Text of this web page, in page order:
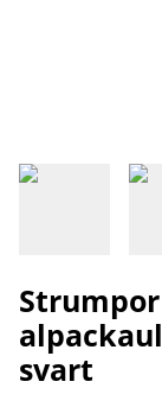
svart